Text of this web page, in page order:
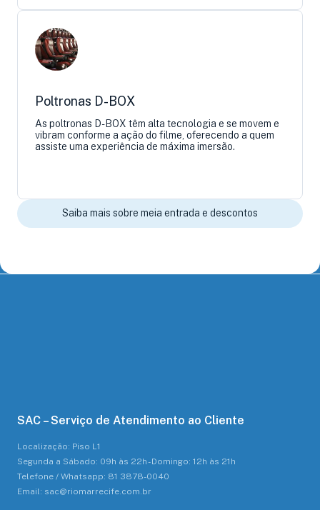
Poltronas D-BOX
As poltronas D-BOX têm alta tecnologia e se movem e
vibram conforme a ação do filme, oferecendo a quem
assiste uma experiência de máxima imersão.
Saiba mais sobre meia entrada e descontos
SAC – Serviço de Atendimento ao Cliente
Localização: Piso L1
Segunda a Sábado: 09h às 22h - Domingo: 12h às 21h
Telefone / Whatsapp: 81 3878-0040
Email: sac@riomarrecife.com.br